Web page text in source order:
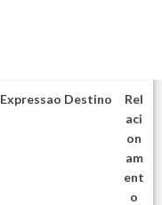
Expressao Destino
Rel
aci
on
am
ent
o